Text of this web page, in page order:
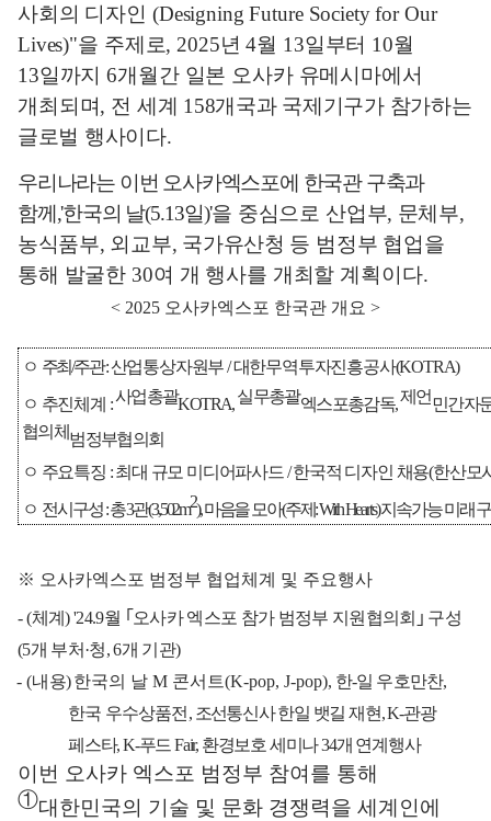
사회의 디자인 (Designing Future Society for Our
Lives)"을 주제로, 2025년4월 13일부터 10월
13일까지6개월간 일본 오사카 유메시마에서
개최되며, 전 세계 158개국과 국제기구가 참가하는
글로벌 행사이다.
우리나라는 이번 오사카엑스포에 한국관 구축과
함께 ,'한국의 날(5.13일)'을 중심으로 산업부, 문체부,
농식품부, 외교부, 국가유산청 등 범정부 협업을
통해 발굴한 30여 개 행사를 개최할 계획이다.
< 2025 오사카엑스포 한국관 개요 >
ㅇ 주최/주관:산업통상자원부/대한무역투자진흥공사(KOTRA)
ㅇ 추진체계 :사업총괄KOTRA,실무총괄엑스포총감독,제언민간자
협의체 범정부협의회
ㅇ 주요특징 :최대 규모 미디어파사드/한국적 디자인 채용(한산모
ㅇ 전시구성:총3관(3,502m2),마음을 모아(주제: With Hearts)지속가능 미래
※ 오사카엑스포 범정부 협업체계 및 주요행사
- (체계) '24.9월 ｢ 오사카 엑스포 참가 범정부 지원협의회 ｣ 구성
(5개 부처·청, 6개 기관)
- (내용)한국의 날M 콘서트(K-pop, J-pop), 한-일 우호만찬,
한국 우수상품전, 조선통신사 한일 뱃길 재현, K-관광
페스타, K-푸드Fair, 환경보호 세미나34개 연계행사
이번 오사카 엑스포 범정부 참여를 통해
①대한민국의 기술 및 문화 경쟁력을 세계인에